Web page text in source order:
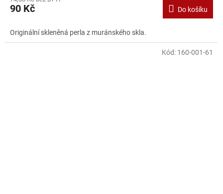
je
z
90 Kč Do košíku
Originální skleněná perla z muránského skla.
Kód: 160-001-61